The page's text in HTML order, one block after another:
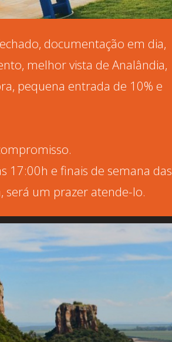
documentação em dia,
melhor vista de Analândia,
pequena entrada de 10% e
17:00h e finais de semana das
será um prazer atende-lo.